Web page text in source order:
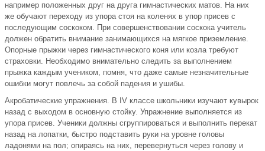
например положенных друг на друга гимнастических матов. На них
же обучают переходу из упора стоя на коленях в упор присев с
последующим соскоком. При совершенствовании соскока учитель
должен обратить внимание занимающихся на мягкое приземление.
Опорные прыжки через гимнастического коня или козла требуют
страховки. Необходимо внимательно следить за выполнением
прыжка каждым учеником, помня, что даже самые незначительные
ошибки могут повлечь за собой падения и ушибы.
Акробатические упражнения. В IV классе школьники изучают кувырок
назад с выходом в основную стойку. Упражнение выполняется из
упора присев. Ученики должны сгруппироваться и выполнить перекат
назад на лопатки, быстро подставить руки на уровне головы
ладонями на пол; опираясь на них, перевернуться через голову и